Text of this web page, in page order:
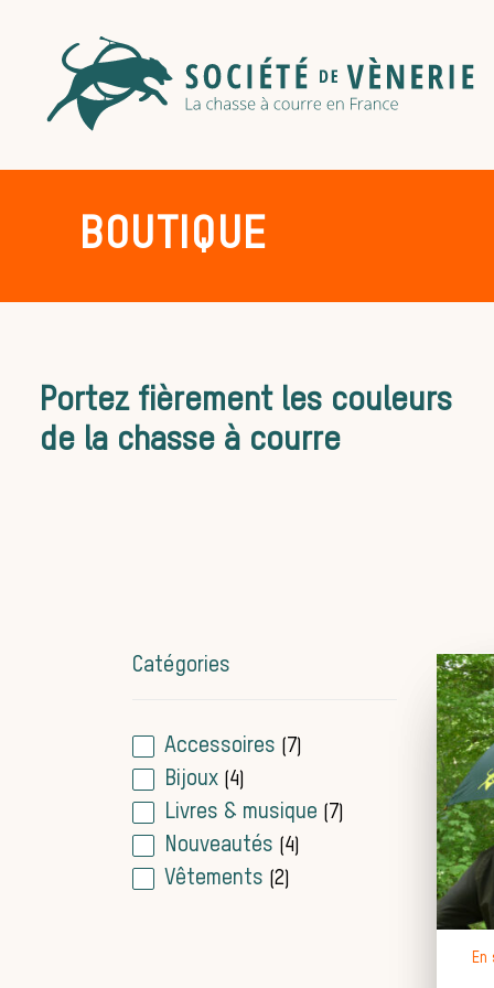
BOUTIQUE
Portez fièrement les couleurs
de la chasse à courre
Catégories
Accessoires (7)
Bijoux (4)
Livres & musique (7)
Nouveautés (4)
Vêtements (2)